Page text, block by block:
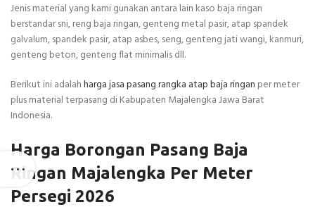
Jenis material yang kami gunakan antara lain kaso baja ringan
berstandar sni, reng baja ringan, genteng metal pasir, atap spandek
galvalum, spandek pasir, atap asbes, seng, genteng jati wangi, kanmuri,
genteng beton, genteng flat minimalis dll.
Berikut ini adalahharga jasa pasang rangka atap baja ringan per meter
plus material terpasang di Kabupaten Majalengka Jawa Barat
Indonesia.
Harga Borongan Pasang Baja
Ringan Majalengka Per Meter
Persegi 2026